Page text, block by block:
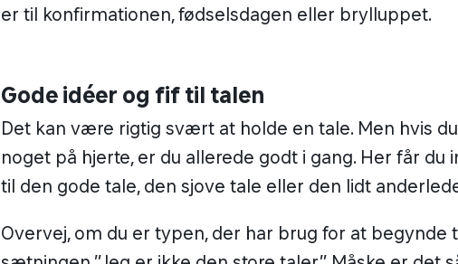
er til konfirmationen, fødselsdagen eller brylluppet.
Gode idéer og fif til talen
Det kan være rigtig svært at holde en tale. Men hvis
noget på hjerte, er du allerede godt i gang. Her får du
til den gode tale, den sjove tale eller den lidt
Overvej, om du er typen, der har brug for at begynde